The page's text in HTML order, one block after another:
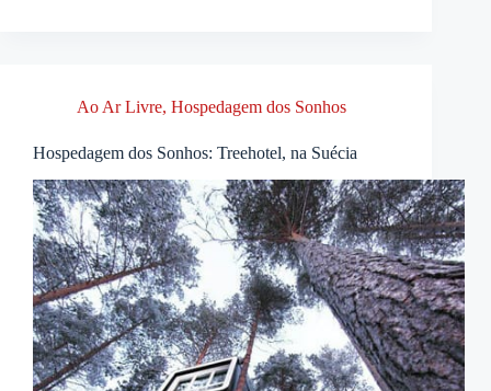
Ao Ar Livre, Hospedagem dos Sonhos
Hospedagem dos Sonhos: Treehotel, na Suécia